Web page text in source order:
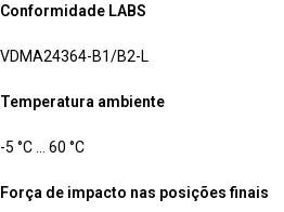
Conformidade LABS
VDMA24364-B1/B2-L
Temperatura ambiente
-5 °C … 60 °C
Força de impacto nas posições finais